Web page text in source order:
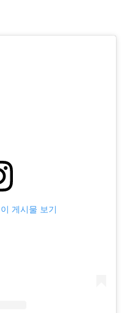
게시물 보기